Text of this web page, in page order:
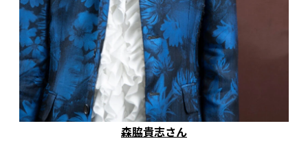
森脇貴志さん